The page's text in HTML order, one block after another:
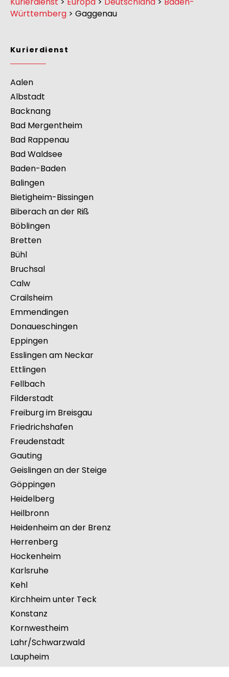
Kurierdienst>Europa
Kurierdienst
Aalen
Albstadt
Backnang
Bad Mergentheim
Bad Rappenau
Bad Waldsee
Baden-Baden
Balingen
Bietigheim-Bissingen
Biberach an der Riß
Böblingen
Bretten
Bühl
Bruchsal
Calw
Crailsheim
Emmendingen
Donaueschingen
Eppingen
Esslingen am Neckar
Ettlingen
Fellbach
Filderstadt
Freiburg im Breisgau
Friedrichshafen
Freudenstadt
Gauting
Geislingen an der Steige
Göppingen
Heidelberg
Heilbronn
Heidenheim an der Brenz
Herrenberg
Hockenheim
Karlsruhe
Kehl
Kirchheim unter Teck
Konstanz